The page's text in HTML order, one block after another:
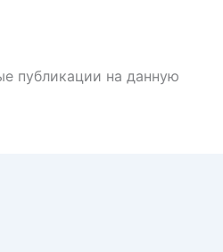
публикации на данную